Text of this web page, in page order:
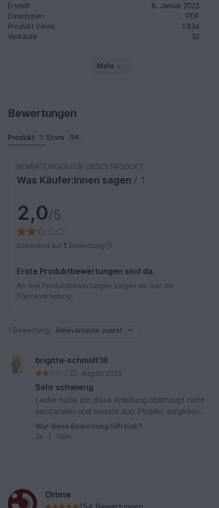
Erstellt
8. Januar 2023
Dateitypen
PDF
Produkt Views
1.834
Verkäufe
32
Mehr
Bewertungen
Produkt 1 Store 154
BEWERTUNGEN FÜR DIESES PRODUKT
Was Käufer:innen sagen / 1
2,0/5
Basierend auf 1 Bewertung
Erste Produktbewertungen sind da.
Ab drei Produktbewertungen zeigen wir hier die
Sterneverteilung.
1 Bewertung
brigitte-schmidt18
23. August 2025
Sehr schwierig
Leider habe ich diese Anleitung überhaupt nicht
verstanden und musste das Ptojekt aufgeben.
War diese Bewertung hilfreich?
Ja
Nein
Orime